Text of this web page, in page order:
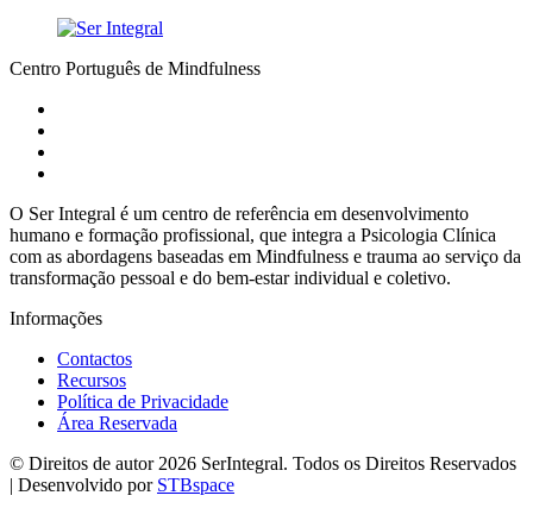
Centro Português de Mindfulness
O Ser Integral é um centro de referência em desenvolvimento
humano e formação profissional, que integra a Psicologia Clínica
com as abordagens baseadas em Mindfulness e trauma ao serviço da
transformação pessoal e do bem-estar individual e coletivo.
Informações
Contactos
Recursos
Política de Privacidade
Área Reservada
© Direitos de autor 2026 SerIntegral. Todos os Direitos Reservados
| Desenvolvido por STBspace